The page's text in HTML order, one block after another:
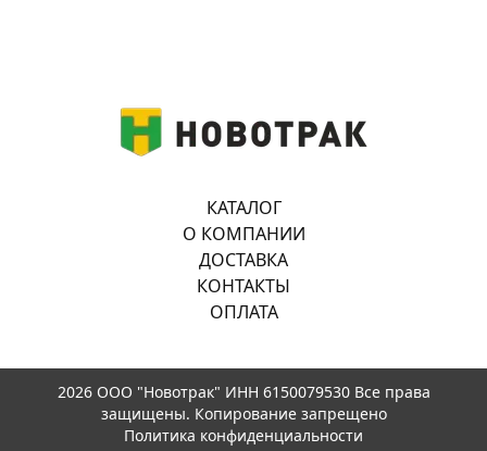
КАТАЛОГ
О КОМПАНИИ
ДОСТАВКА
КОНТАКТЫ
ОПЛАТА
2026 ООО "Новотрак" ИНН 6150079530 Все права
защищены. Копирование запрещено
Политика конфиденциальности